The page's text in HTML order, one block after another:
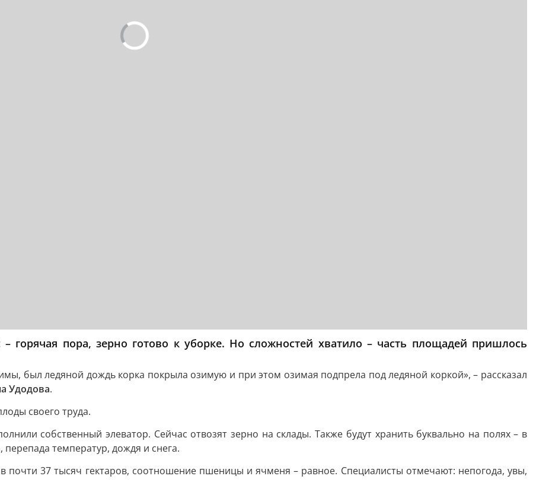
горячая пора, зерно готово к уборке. Но сложностей хватило – часть площадей пришлось
был ледяной дождь корка покрыла озимую и при этом озимая подпрела под ледяной коркой», – рассказал
Удодова.
своего труда.
собственный элеватор. Сейчас отвозят зерно на склады. Также будут хранить буквально на полях – в
температур, дождя и снега.
почти 37 тысяч гектаров, соотношение пшеницы и ячменя – равное. Специалисты отмечают: непогода, увы,